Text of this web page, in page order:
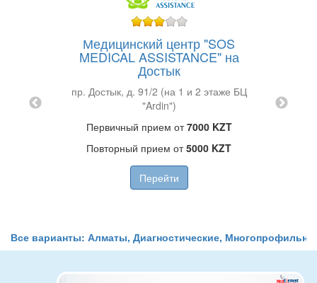
Медицинский центр "SOS
MEDICAL ASSISTANCE" на
Достык
пр. Достык, д. 91/2 (на 1 и 2 этаже БЦ
"Ardin")
Первичный прием от7000 KZT
Повторный прием от5000 KZT
Перейти
Все варианты: Алматы, Диагностические,